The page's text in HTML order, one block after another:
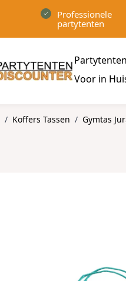
Professionele
partytenten
Partytenten
Voor in
/ Koffers Tassen / Gymtas